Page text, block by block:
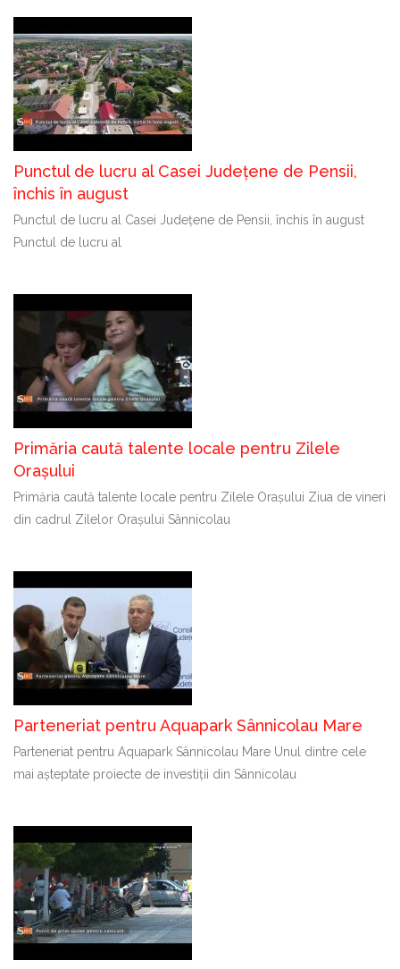
Punctul de lucru al Casei Județene de Pensii,
închis în august
Punctul de lucru al Casei Județene de Pensii, închis în august
Punctul de lucru al
Primăria caută talente locale pentru Zilele
Orașului
Primăria caută talente locale pentru Zilele Orașului Ziua de vineri
din cadrul Zilelor Orașului Sânnicolau
Parteneriat pentru Aquapark Sânnicolau Mare
Parteneriat pentru Aquapark Sânnicolau Mare Unul dintre cele
mai așteptate proiecte de investiții din Sânnicolau